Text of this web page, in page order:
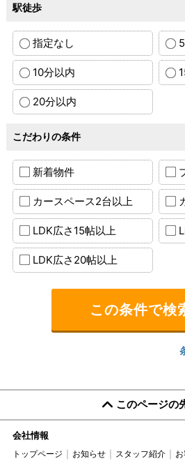
駅徒歩
指定なし
10分以内
20分以内
こだわりの条件
新着物件
カースペース2台以上
LDK広さ15帖以上
LDK広さ20帖以上
このページの
会社情報
トップページ お知らせ スタッフ紹介